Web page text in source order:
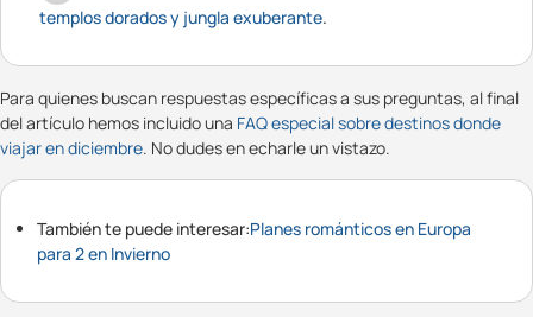
templos dorados y jungla exuberante.
Para quienes buscan respuestas específicas a sus preguntas, al final
del artículo hemos incluido una FAQ especial sobre destinos donde
viajar en diciembre. No dudes en echarle un vistazo.
También te puede interesar:Planes románticos en Europa
para 2 en Invierno